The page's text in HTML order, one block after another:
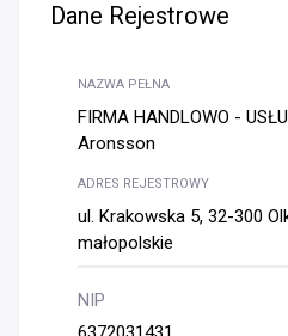
Dane Rejestrowe
NAZWA PEŁNA
FIRMA HANDLOWO -
Aronsson
ADRES REJESTROWY
ul. Krakowska 5, 32-300
małopolskie
NIP